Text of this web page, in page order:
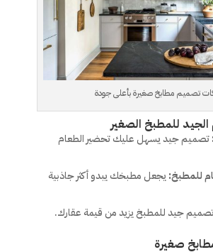
تصميم مطابخ صغيرة بأعلى جودة
للمطبخ الصغير
تصميم جيد يسهل عليك تحضير الطعام
للمطبخ:يجعل مطبخك يبدو أكثر جاذبية
جيد للمطبخ يزيد من قيمة عقارك.
صغيرة